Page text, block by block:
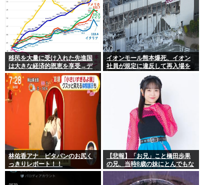
移民を大量に受け入れた先進国
は大きな経済的恩恵を享受→デ
ータでもはっきり日本一人負け
示される
イオンモール熊本爆死、イオン
社員が規定に違反して再入場を
林佑香アナ ピタパンのお尻く
っきりレポート！！
【悲報】「お兄」こと橋田歩果
の兄、当時8歳の妹にとんでもな
いことを頼む